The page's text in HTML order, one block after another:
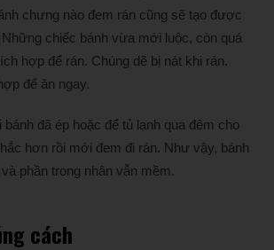
chưng nào đem rán cũng sẽ tạo được
chiếc bánh vừa mới luộc, còn quá
hợp để rán. Chúng dẽ bị nát khi rán.
để ăn ngay.
bánh đã ép hoặc để tủ lạnh qua đêm cho
hơn rồi mới đem đi rán. Như vậy, bánh
phần trong nhân vẫn mềm.
cách